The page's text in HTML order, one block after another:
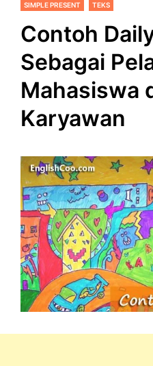
SIMPLE PRESENT TEKS
Contoh
Sebagai
Mahasiswa
Karyawan